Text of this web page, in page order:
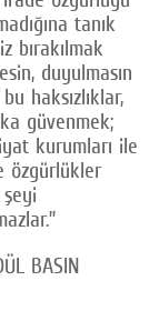
tanık
bırakılmak
duyulmasın
haksızlıklar,
güvenmek;
kurumları ile
özgürlükler
BASIN